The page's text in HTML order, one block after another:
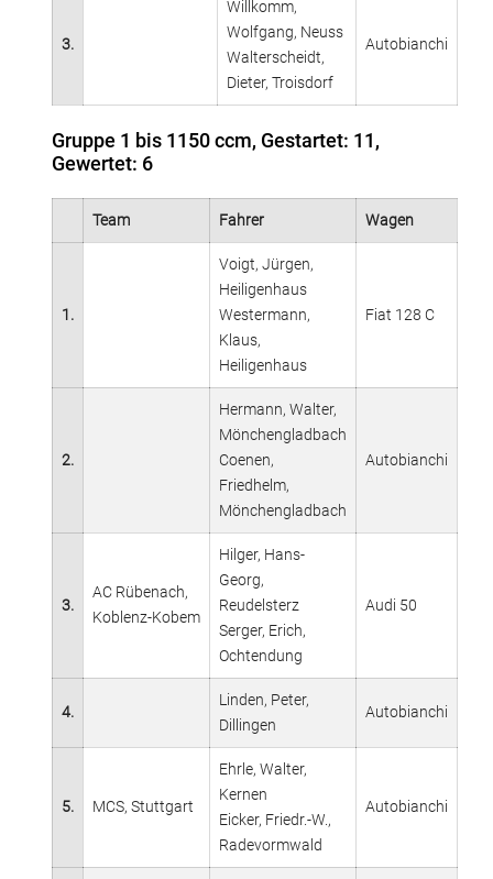
3.
Willkomm,
Wolfgang, Neuss
Walterscheidt,
Dieter, Troisdorf
Autobianchi
Gruppe 1 bis 1150 ccm, Gestartet: 11,
Gewertet: 6
Team Fahrer Wagen
1.
Voigt, Jürgen,
Heiligenhaus
Westermann,
Klaus,
Heiligenhaus
Fiat 128 C
2.
Hermann, Walter,
Mönchengladbach
Coenen,
Friedhelm,
Mönchengladbach
Autobianchi
3.
AC Rübenach,
Koblenz-Kobem
Hilger, Hans-
Georg,
Reudelsterz
Serger, Erich,
Ochtendung
Audi 50
4.
Linden, Peter,
Dillingen
Autobianchi
5. MCS, Stuttgart
Ehrle, Walter,
Kernen
Eicker, Friedr.-W.,
Radevormwald
Autobianchi